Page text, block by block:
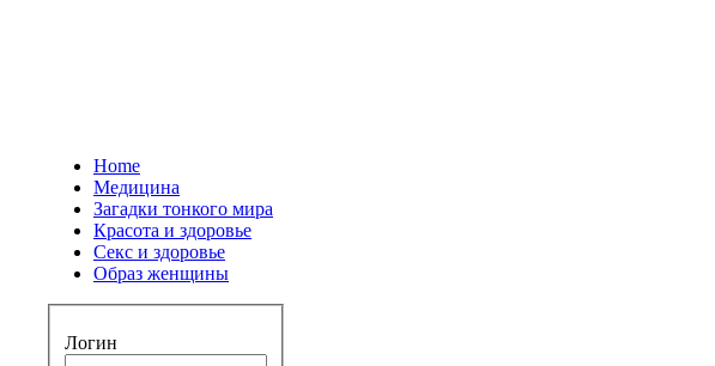
Home
Медицина
Загадки тонкого мира
Красота и здоровье
Секс и здоровье
Образ женщины
Логин